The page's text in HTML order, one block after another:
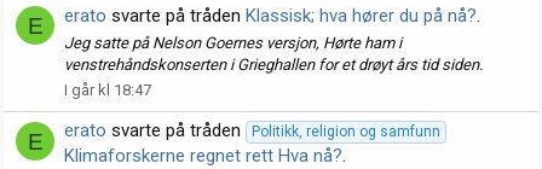
E erato svarte på tråden Klassisk; hva hører du på nå?
Jeg satte på Nelson Goernes versjon, Hørte ham i
venstrehåndskonserten i Grieghallen for et drøyt års tid siden.
I går kl 18:47
E erato svarte på tråden Politikk, religion og samfunn
Klimaforskerne regnet rett Hva nå?.